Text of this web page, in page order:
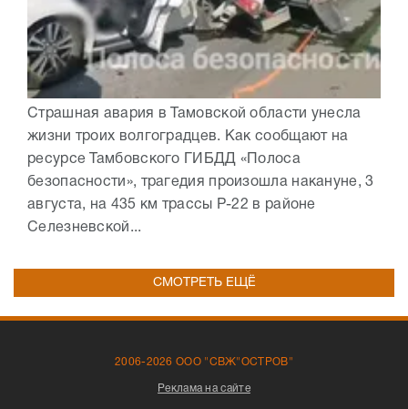
Страшная авария в Тамовской области унесла
жизни троих волгоградцев. Как сообщают на
ресурсе Тамбовского ГИБДД «Полоса
безопасности», трагедия произошла накануне, 3
августа, на 435 км трассы Р-22 в районе
Селезневской...
СМОТРЕТЬ ЕЩЁ
2006-2026 ООО "СВЖ"ОСТРОВ"
Реклама на сайте